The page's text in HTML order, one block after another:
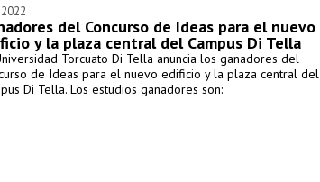
del Concurso de Ideas para el nuevo
y la plaza central del Campus Di Tella
Torcuato Di Tella anuncia los ganadores del
de Ideas para el nuevo edificio y la plaza central del
Di Tella. Los estudios ganadores son: